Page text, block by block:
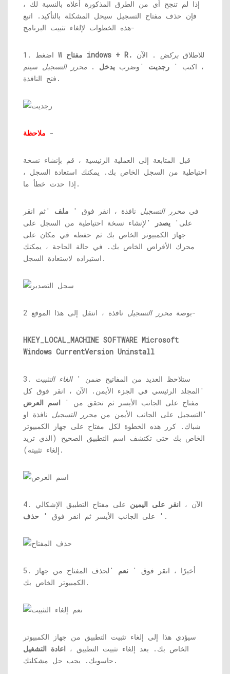
إذا لم تنجح أي من الطرق المذكورة أعلاه بالنسبة لك ،
فإن حذف مفتاح التسجيل سيحل المشكلة بالتأكيد. اتبع
هذه الخطوات لإلغاء تثبيت البرنامج-
1. اضغط W مفتاح indows + R. للاطلاق يركض . الآن
، اكتب ' رجديت 'وضرب يدخل . محرر التسجيل سيتم
فتح النافذة.
ملاحظة -
قبل المتابعة إلى العملية الرئيسية ، قم بإنشاء نسخة
احتياطية من السجل الخاص بك. يمكنك استعادة السجل ،
إذا حدث خطأ ما.
في محرر التسجيل نافذة ، انقر فوق ' ملف 'ثم انقر
على' يصدر
'لإنشاء نسخة احتياطية من السجل على
جهاز الكمبيوتر الخاص بك ثم حفظه في مكان على
محرك الأقراص الخاص بك. في حالة الحاجة ، يمكنك
استيراده لاستعادة السجل.
2 بوصة محرر التسجيل نافذة ، انتقل إلى هذا الموقع-
HKEY_LOCAL_MACHINE SOFTWARE Microsoft
Windows CurrentVersion Uninstall
3. ستلاحظ العديد من المفاتيح ضمن 'الغاء التثبيت
'المجلد الرئيسي في الجزء الأيمن. الآن ، انقر فوق كل
مفتاح على الجانب الأيسر ثم تحقق من ' اسم العرض
'التسجيل على الجانب الأيمن من محرر التسجيل نافذة او
شباك. كرر هذه الخطوة لكل مفتاح على جهاز الكمبيوتر
الخاص بك حتى تكتشف اسم التطبيق الصحيح (الذي تريد
إلغاء تثبيته).
4. الآن ، انقر على اليمين على مفتاح التطبيق الإشكالي
على الجانب الأيسر ثم انقر فوق ' حذف '.
5. أخيرًا ، انقر فوق ' نعم 'لحذف المفتاح من جهاز
الكمبيوتر الخاص بك.
سيؤدي هذا إلى إلغاء تثبيت التطبيق من جهاز الكمبيوتر
الخاص بك. بعد إلغاء تثبيت التطبيق ، اعادة التشغيل
حاسوبك. يجب حل مشكلتك.